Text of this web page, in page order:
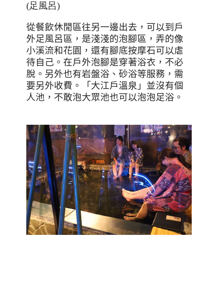
(足風呂)
從餐飲休閒區往另一邊出去，可以到戶
外足風呂區，是淺淺的泡腳區，弄的像
小溪流和花園，還有腳底按摩石可以虐
待自己。在戶外泡腳是穿著浴衣，不必
脫。另外也有岩盤浴、砂浴等服務，需
要另外收費。「大江戶溫泉」並沒有個
人池，不敢泡大眾池也可以泡泡足浴。